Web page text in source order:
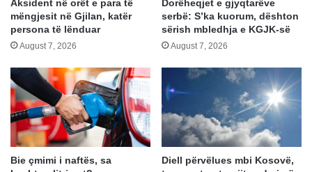
Aksident në orët e para të
mëngjesit në Gjilan, katër
persona të lënduar
August 7, 2026
Dorëheqjet e gjyqtarëve
serbë: S’ka kuorum, dështon
sërish mbledhja e KGJK-së
August 7, 2026
Bie çmimi i naftës, sa
Diell përvëlues mbi Kosovë,